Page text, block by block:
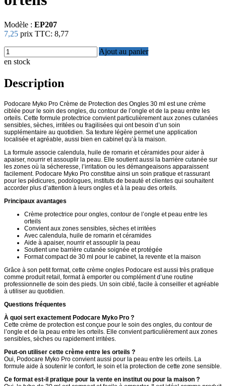
Modèle : EP207
7,25 prix TTC: 8,77
Ajout au panier
en stock
Description
Podocare Myko Pro Crème de Protection des Ongles 30 ml est une crème
ciblée pour le soin des ongles, du contour de l’ongle et de la peau entre les
orteils. Cette formule protectrice convient particulièrement aux zones cutanées
sensibles, sèches, irritées ou fragilisées qui ont besoin d’un soin
supplémentaire au quotidien. Sa texture légère permet une application
localisée et agréable, aussi bien en cabinet qu’à la maison.
La formule associe calendula, huile de romarin et céramides pour aider à
apaiser, nourrir et assouplir la peau. Elle soutient aussi la barrière cutanée sur
les zones où la sécheresse, l’irritation ou les démangeaisons apparaissent
facilement. Podocare Myko Pro constitue ainsi un soin pratique et rassurant
pour les pédicures, podologues, instituts de beauté et clientes qui souhaitent
accorder plus d’attention à leurs ongles et à la peau des orteils.
Principaux avantages
Crème protectrice pour ongles, contour de l’ongle et peau entre les
orteils
Convient aux zones sensibles, sèches et irritées
Avec calendula, huile de romarin et céramides
Aide à apaiser, nourrir et assouplir la peau
Soutient une barrière cutanée soignée et protégée
Format compact de 30 ml pour le cabinet, la revente et la maison
Grâce à son petit format, cette crème ongles Podocare est aussi très pratique
comme produit retail, format à emporter ou complément d’une routine
professionnelle de soin des pieds. Un soin ciblé, facile à conseiller et agréable
à utiliser au quotidien.
Questions fréquentes
À quoi sert exactement Podocare Myko Pro ?
Cette crème de protection est conçue pour le soin des ongles, du contour de
l’ongle et de la peau entre les orteils. Elle convient particulièrement aux zones
sensibles, sèches ou rapidement irritées.
Peut-on utiliser cette crème entre les orteils ?
Oui, Podocare Myko Pro convient aussi pour la peau entre les orteils. La
formule aide à soutenir le confort, le soin et la protection de cette zone sensible.
Ce format est-il pratique pour la vente en institut ou pour la maison ?